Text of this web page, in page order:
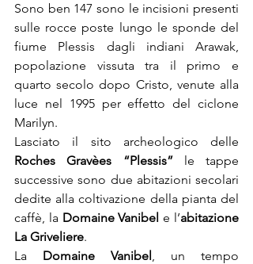
Sono ben 147 sono le incisioni presenti
sulle rocce poste lungo le sponde del
fiume Plessis dagli indiani Arawak,
popolazione vissuta tra il primo e
quarto secolo dopo Cristo, venute alla
luce nel 1995 per effetto del ciclone
Marilyn.
Roches Gravèes “Plessis” le tappe
successive sono due abitazioni secolari
dedite alla coltivazione della pianta del
caffè, la Domaine Vanibel e l’abitazione
La Griveliere.
La Domaine Vanibel, un tempo